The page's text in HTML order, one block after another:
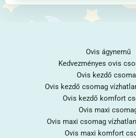
Ovis ágynemű
Kedvezményes ovis
Ovis kezdő
Ovis kezdő csomag
Ovis kezdő komfort
Ovis maxi
Ovis maxi csomag
Ovis maxi komfort